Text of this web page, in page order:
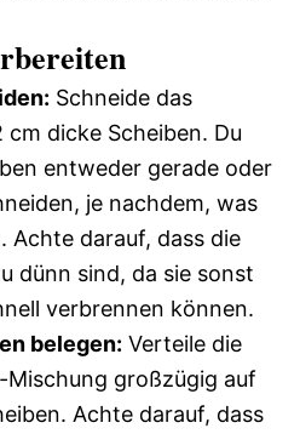
Schneide das
cm dicke Scheiben. Du
entweder gerade oder
je nachdem, was
Achte darauf, dass die
dünn sind, da sie sonst
verbrennen können.
belegen: Verteile die
Mischung großzügig auf
Achte darauf, dass